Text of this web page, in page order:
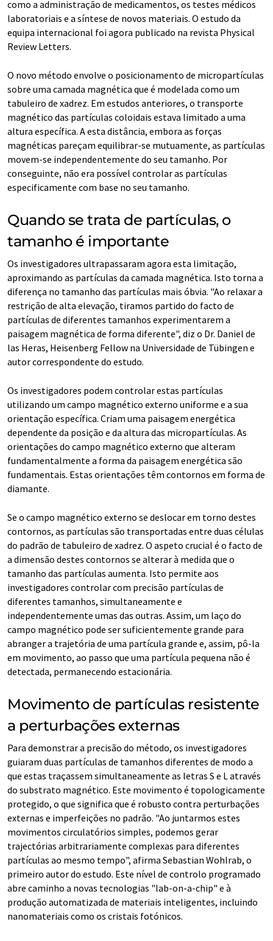
como a administração de medicamentos, os testes médicos
laboratoriais e a síntese de novos materiais. O estudo da
equipa internacional foi agora publicado na revista Physical
Review Letters.
O novo método envolve o posicionamento de micropartículas
sobre uma camada magnética que é modelada como um
tabuleiro de xadrez. Em estudos anteriores, o transporte
magnético das partículas coloidais estava limitado a uma
altura específica. A esta distância, embora as forças
magnéticas pareçam equilibrar-se mutuamente, as partículas
movem-se independentemente do seu tamanho. Por
conseguinte, não era possível controlar as partículas
especificamente com base no seu tamanho.
Quando se trata de partículas, o
tamanho é importante
Os investigadores ultrapassaram agora esta limitação,
aproximando as partículas da camada magnética. Isto torna a
diferença no tamanho das partículas mais óbvia. "Ao relaxar a
restrição de alta elevação, tiramos partido do facto de
partículas de diferentes tamanhos experimentarem a
paisagem magnética de forma diferente", diz o Dr. Daniel de
las Heras, Heisenberg Fellow na Universidade de Tübingen e
autor correspondente do estudo.
Os investigadores podem controlar estas partículas
utilizando um campo magnético externo uniforme e a sua
orientação específica. Criam uma paisagem energética
dependente da posição e da altura das micropartículas. As
orientações do campo magnético externo que alteram
fundamentalmente a forma da paisagem energética são
fundamentais. Estas orientações têm contornos em forma de
diamante.
Se o campo magnético externo se deslocar em torno destes
contornos, as partículas são transportadas entre duas células
do padrão de tabuleiro de xadrez. O aspeto crucial é o facto de
a dimensão destes contornos se alterar à medida que o
tamanho das partículas aumenta. Isto permite aos
investigadores controlar com precisão partículas de
diferentes tamanhos, simultaneamente e
independentemente umas das outras. Assim, um laço do
campo magnético pode ser suficientemente grande para
abranger a trajetória de uma partícula grande e, assim, pô-la
em movimento, ao passo que uma partícula pequena não é
detectada, permanecendo estacionária.
Movimento de partículas resistente
a perturbações externas
Para demonstrar a precisão do método, os investigadores
guiaram duas partículas de tamanhos diferentes de modo a
que estas traçassem simultaneamente as letras S e L através
do substrato magnético. Este movimento é topologicamente
protegido, o que significa que é robusto contra perturbações
externas e imperfeições no padrão. "Ao juntarmos estes
movimentos circulatórios simples, podemos gerar
trajectórias arbitrariamente complexas para diferentes
partículas ao mesmo tempo", afirma Sebastian Wohlrab, o
primeiro autor do estudo. Este nível de controlo programado
abre caminho a novas tecnologias "lab-on-a-chip" e à
produção automatizada de materiais inteligentes, incluindo
nanomateriais como os cristais fotónicos.